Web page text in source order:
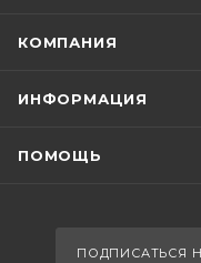
КОМПАНИЯ
ИНФОРМАЦИЯ
ПОМОЩЬ
ПОДПИСАТЬСЯ